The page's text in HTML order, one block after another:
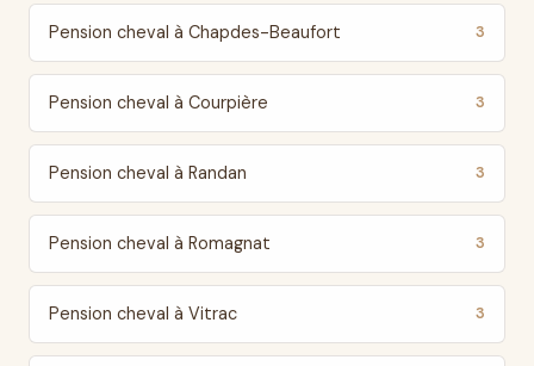
Pension cheval à Chapdes-Beaufort 3
Pension cheval à Courpière 3
Pension cheval à Randan 3
Pension cheval à Romagnat 3
Pension cheval à Vitrac 3